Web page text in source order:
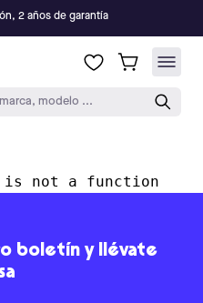
2 años de garantía
modelo ...
is not a function
boletín y llévate